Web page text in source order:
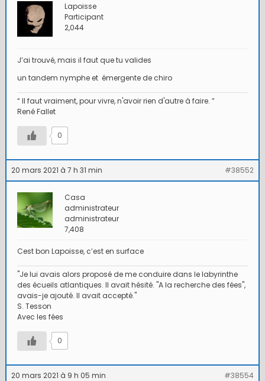
Lapoisse
Participant
2,044
J’ai trouvé, mais il faut que tu valides
un tandem nymphe et émergente de chiro
“ Il faut vraiment, pour vivre, n'avoir rien d'autre à faire. ”
René Fallet
0
20 mars 2021 à 7 h 31 min #38552
Casa
administrateur
administrateur
7,408
Cest bon Lapoisse, c’est en surface
"Je lui avais alors proposé de me conduire dans le labyrinthe
des écueils atlantiques. Il avait hésité. "A la recherche des fées",
avais-je ajouté. Il avait accepté."
S. Tesson
Avec les fées
0
20 mars 2021 à 9 h 05 min #38554